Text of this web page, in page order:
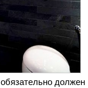
должен